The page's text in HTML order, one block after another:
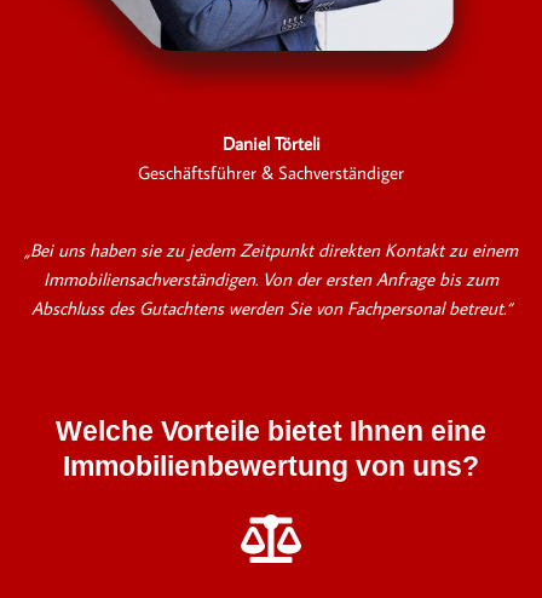
Daniel Törteli
Geschäftsführer & Sachverständiger
„Bei uns haben sie zu jedem Zeitpunkt direkten Kontakt zu einem
Immobiliensachverständigen. Von der ersten Anfrage bis zum
Abschluss des Gutachtens werden Sie von Fachpersonal betreut.“
Welche Vorteile bietet Ihnen eine
Immobilienbewertung von uns?